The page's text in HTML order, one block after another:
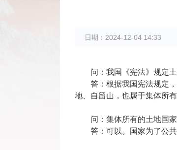
日期： 2024-12-04 14:33
问：我国《宪法》规定
答：根据我国宪法规定
地、自留山，也属于集体所有
问：集体所有的土地国
答：可以。国家为了公